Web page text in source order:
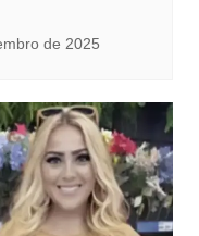
de 2025